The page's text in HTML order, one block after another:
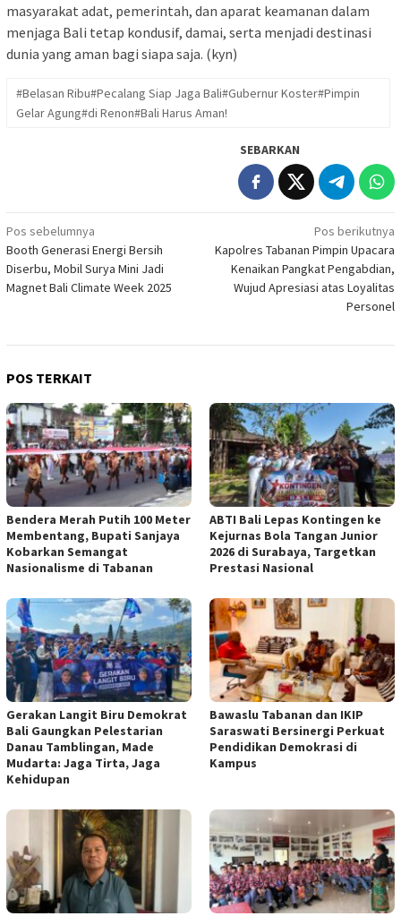
masyarakat adat, pemerintah, dan aparat keamanan dalam
menjaga Bali tetap kondusif, damai, serta menjadi destinasi
dunia yang aman bagi siapa saja. (kyn)
#Belasan Ribu#Pecalang Siap Jaga Bali#Gubernur Koster#Pimpin
Gelar Agung#di Renon#Bali Harus Aman!
SEBARKAN
Navigasi
pos
Pos sebelumnya
Booth Generasi Energi Bersih
Diserbu, Mobil Surya Mini Jadi
Magnet Bali Climate Week 2025
Pos berikutnya
Kapolres Tabanan Pimpin Upacara
Kenaikan Pangkat Pengabdian,
Wujud Apresiasi atas Loyalitas
Personel
POS TERKAIT
Bendera Merah Putih 100 Meter
Membentang, Bupati Sanjaya
Kobarkan Semangat
Nasionalisme di Tabanan
ABTI Bali Lepas Kontingen ke
Kejurnas Bola Tangan Junior
2026 di Surabaya, Targetkan
Prestasi Nasional
Gerakan Langit Biru Demokrat
Bali Gaungkan Pelestarian
Danau Tamblingan, Made
Mudarta: Jaga Tirta, Jaga
Kehidupan
Bawaslu Tabanan dan IKIP
Saraswati Bersinergi Perkuat
Pendidikan Demokrasi di
Kampus